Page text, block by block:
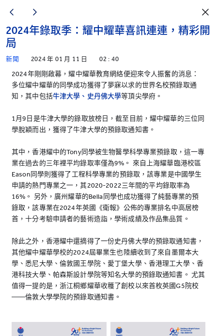
2024年錄取季：耀中耀華喜訊連連，精彩開
局
新聞 2024 年 01 月 11 日 02 : 40
2024年剛剛啟幕，耀中耀華教育網絡便迎來令人振奮的消息：
多位耀中耀華的同學成功獲得了夢寐以求的世界名校預錄取通
知，其中包括牛津大學、史丹佛大學等頂尖學府。
1月9日是牛津大學的錄取放榜日，截至目前，耀中耀華的三位同
學脫穎而出，獲得了牛津大學的預錄取通知書。
其中，香港耀中的Tony同學被生物醫學科學專業預錄取，這一專
業在過去的三年裡平均錄取率僅為9%。 來自上海耀華臨港校區
Eason同學則獲得了工程科學專業的預錄取，該專業是中國學生
申請的熱門專業之一，其2020-2022三年間的平均錄取率為
16%。 另外，廣州耀華的Bella同學也成功獲得了純藝專業的預
錄取，該專業在2024年英國《衛報》公佈的專業排名中高居榜
首，十分考驗申請者的藝術造詣，學術成績及作品集品質。
除此之外，香港耀中還摘得了一份史丹佛大學的預錄取通知書，
其他耀中耀華學校的2024屆畢業生也陸續收到了來自墨爾本大
學、悉尼大學、倫敦國王學院、愛丁堡大學、香港理工大學、香
港科技大學、帕森斯設計學院等知名大學的預錄取通知書。 尤其
值得一提的是，浙江桐鄉耀華收穫了創校以來首枚英國G5院校
——倫敦大學學院的預錄取通知書。